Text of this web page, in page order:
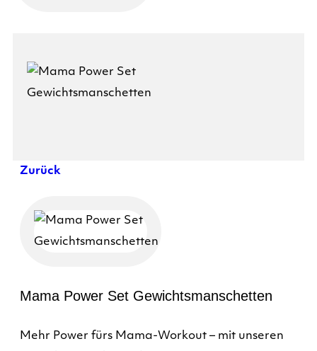
Zurück
Mama Power Set Gewichtsmanschetten
Mehr Power fürs Mama-Workout – mit unseren